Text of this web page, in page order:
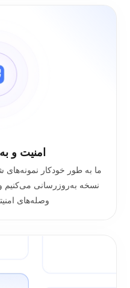
امنیت و
ما به طور خودکار نمونه‌های
نسخه به‌روزرسانی می‌کنیم و
وصله‌های